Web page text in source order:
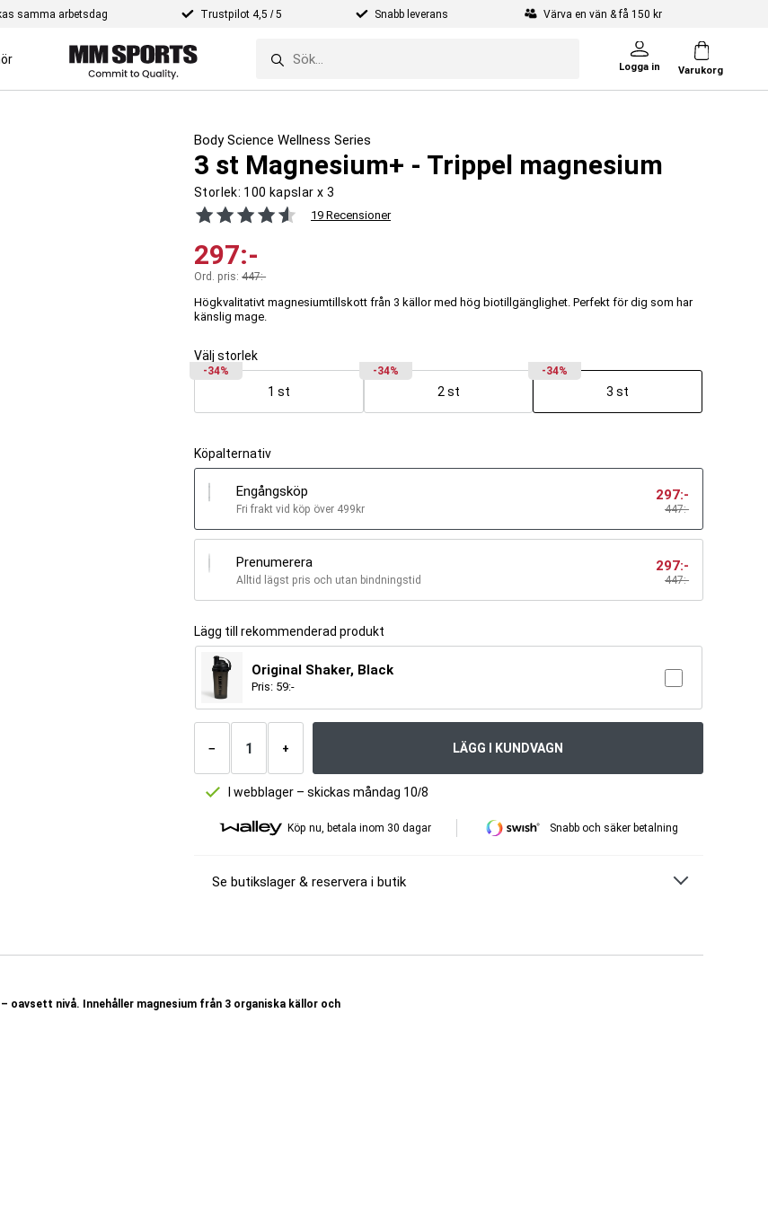
samma arbetsdag Trustpilot 4,5 / 5 Snabb leverans Värva en vän & få 150 kr
Logga in Varukorg
Body Science Wellness Series
3 st Magnesium+ - Trippel magnesium
Storlek: 100 kapslar x 3
19 Recensioner
297:-
Ord. pris:447:-
Högkvalitativt magnesiumtillskott från 3 källor med hög biotillgänglighet. Perfekt för dig som har
känslig mage.
Välj storlek
-34%
1 st
-34%
2 st
-34%
3 st
Köpalternativ
Engångsköp
Fri frakt vid köp över 499kr 447:-
297:-
Prenumerera
Alltid lägst pris och utan bindningstid 447:-
297:-
Lägg till rekommenderad produkt
Original Shaker, Black
Pris: 59:-
−
Antal
+ LÄGG I KUNDVAGN
I webblager – skickas måndag 10/8
Köp nu, betala inom 30 dagar Snabb och säker betalning
Se butikslager & reservera i butik
nivå. Innehåller magnesium från 3 organiska källor och